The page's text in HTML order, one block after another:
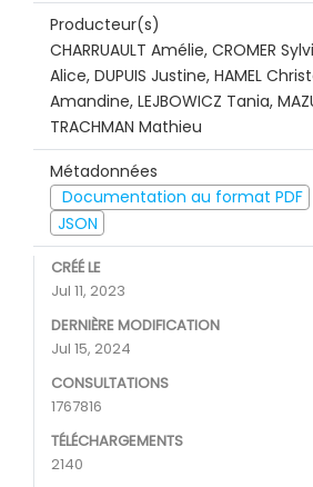
Producteur(s)
CHARRUAULT Amélie, CROMER
Alice, DUPUIS Justine, HAMEL
Amandine, LEJBOWICZ Tania,
TRACHMAN Mathieu
Métadonnées
Documentation au format PDF
JSON
CRÉÉ LE
Jul 11, 2023
DERNIÈRE MODIFICATION
Jul 15, 2024
CONSULTATIONS
1767816
TÉLÉCHARGEMENTS
2140